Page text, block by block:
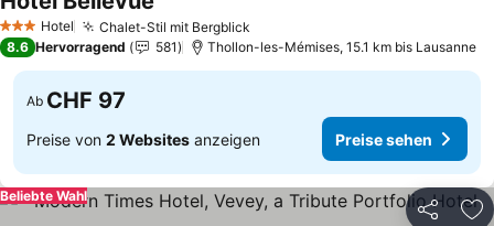
3 SterneHotel Chalet-Stil mit Bergblick
8.6 Hervorragend 581 Thollon-les-Mémises, 15.1 km bis Lausanne
Ab CHF 97
Preise von 2 Websites anzeigen Preise sehen
Teilen
Beliebte Wahl